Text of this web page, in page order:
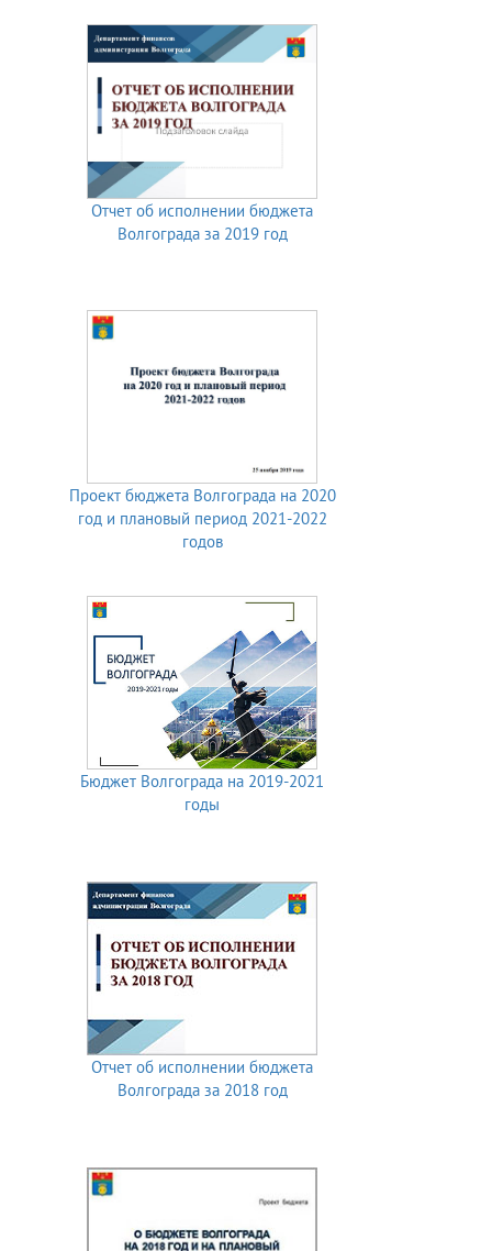
Отчет об исполнении бюджета
Волгограда за 2019 год
Проект бюджета Волгограда на 2020
год и плановый период 2021-2022
годов
Бюджет Волгограда на 2019-2021
годы
Отчет об исполнении бюджета
Волгограда за 2018 год